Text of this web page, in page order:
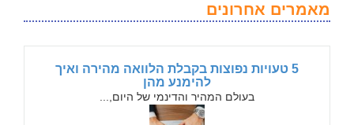
מאמרים אחרונים
5 טעויות נפוצות בקבלת הלוואה מהירה ואיך
להימנע מהן
בעולם המהיר והדינמי של היום,...